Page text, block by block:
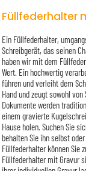
Füllfederhalter
Ein Füllfederhalter,
Schreibgerät, das seinen
haben wir mit dem
Wert. Ein hochwertig
führen und verleiht dem
Hand und zeugt sowohl
Dokumente werden
einem gravierte
Hause holen. Suchen Sie
behalten Sie ihn selbst
Füllfederhalter können Sie
Füllfederhalter mit Gravur